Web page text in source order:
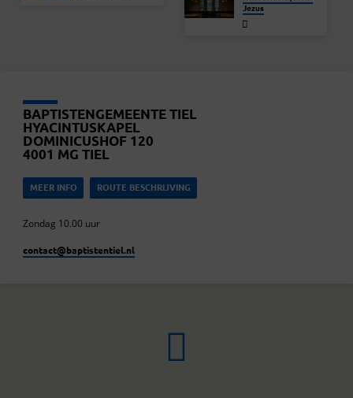
Jezus
BAPTISTENGEMEENTE TIEL
HYACINTUSKAPEL
DOMINICUSHOF 120
4001 MG TIEL
MEER INFO ROUTE BESCHRIJVING
Zondag 10.00 uur
contact​@baptistentiel.nl